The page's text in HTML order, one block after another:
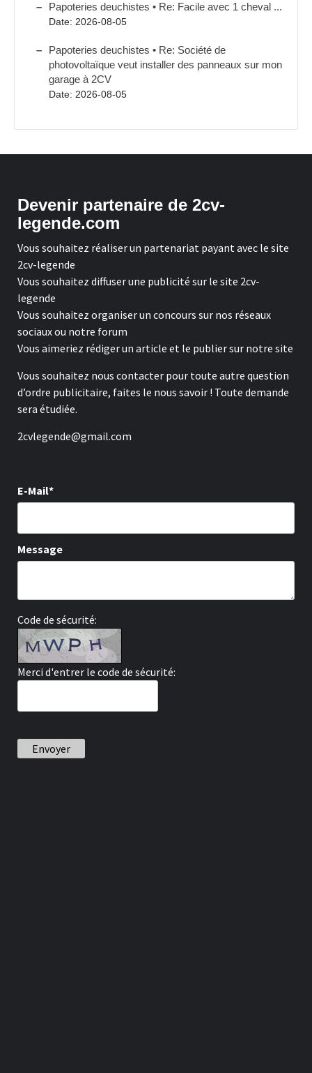
Papoteries deuchistes • Re: Facile avec 1 cheval ...
Date: 2026-08-05
Papoteries deuchistes • Re: Société de
photovoltaïque veut installer des panneaux sur mon
garage à 2CV
Date: 2026-08-05
Devenir partenaire de 2cv-
legende.com
Vous souhaitez réaliser un partenariat payant avec le site
2cv-legende
Vous souhaitez diffuser une publicité sur le site 2cv-
legende
Vous souhaitez organiser un concours sur nos réseaux
sociaux ou notre forum
Vous aimeriez rédiger un article et le publier sur notre site
Vous souhaitez nous contacter pour toute autre question
d’ordre publicitaire, faites le nous savoir ! Toute demande
sera étudiée.
2cvlegende@gmail.com
E-Mail*
Message
Code de sécurité:
Merci d'entrer le code de sécurité:
Envoyer